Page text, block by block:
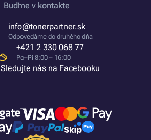
Buďme v kontakte
info@tonerpartner.sk
Odpovedáme do druhého dňa
+421 2 330 068 77
Po–Pi 8:00 – 16:00
Sledujte nás na Facebooku